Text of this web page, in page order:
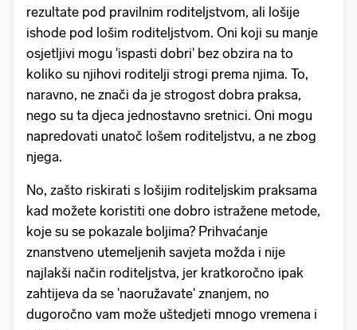
rezultate pod pravilnim roditeljstvom, ali lošije
ishode pod lošim roditeljstvom. Oni koji su manje
osjetljivi mogu 'ispasti dobri' bez obzira na to
koliko su njihovi roditelji strogi prema njima. To,
naravno, ne znači da je strogost dobra praksa,
nego su ta djeca jednostavno sretnici. Oni mogu
napredovati unatoč lošem roditeljstvu, a ne zbog
njega.
No, zašto riskirati s lošijim roditeljskim praksama
kad možete koristiti one dobro istražene metode,
koje su se pokazale boljima? Prihvaćanje
znanstveno utemeljenih savjeta možda i nije
najlakši način roditeljstva, jer kratkoročno ipak
zahtijeva da se 'naoružavate' znanjem, no
dugoročno vam može uštedjeti mnogo vremena i